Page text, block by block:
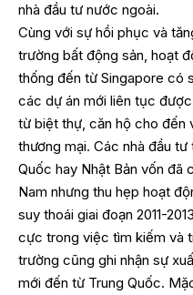
nhà đầu tư nước ngoài.
Cùng với sự hồi phục và
trường bất động sản, hoạt
thống đến từ Singapore có
các dự án mới liên tục
từ biệt thự, căn hộ cho đến
thương mại. Các nhà đầu
Quốc hay Nhật Bản vốn đã
Nam nhưng thu hẹp hoạt
suy thoái giai đoạn 2011-
cực trong việc tìm kiếm và
trường cũng ghi nhận sự
mới đến từ Trung Quốc.